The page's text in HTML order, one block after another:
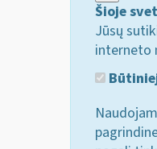
Šioje
Jūsų
interneto